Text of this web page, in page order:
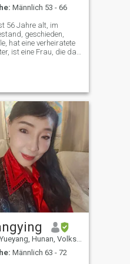
Männlich 53 - 66
56 Jahre alt, im
geschieden,
hat eine verheiratete
ist eine Frau, die das
gerne reist, kocht,
macht. Es gibt
Hobbys, die privat
werden müssen
darauf warten, dass du
haha!
Hunan, Volksrep. China
Männlich 63 - 72